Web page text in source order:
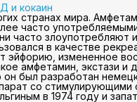
и кокаин
странах мира.
часто
часто
в качестве
эйфорию, измененное
амфетамин, экстази
был разработан
со
в 1974 году и